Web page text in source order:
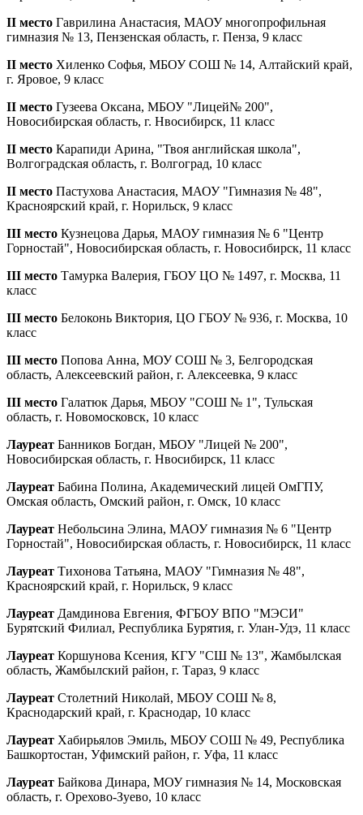
II место Гаврилина Анастасия, МАОУ многопрофильная
гимназия № 13, Пензенская область, г. Пенза, 9 класс
II место Хиленко Софья, МБОУ СОШ № 14, Алтайский край,
г. Яровое, 9 класс
II место Гузеева Оксана, МБОУ "Лицей№ 200",
Новосибирская область, г. Нвосибирск, 11 класс
II место Карапиди Арина, "Твоя английская школа",
Волгоградская область, г. Волгоград, 10 класс
II место Пастухова Анастасия, МАОУ "Гимназия № 48",
Красноярский край, г. Норильск, 9 класс
III место Кузнецова Дарья, МАОУ гимназия № 6 "Центр
Горностай", Новосибирская область, г. Новосибирск, 11 класс
III место Тамурка Валерия, ГБОУ ЦО № 1497, г. Москва, 11
класс
III место Белоконь Виктория, ЦО ГБОУ № 936, г. Москва, 10
класс
III место Попова Анна, МОУ СОШ № 3, Белгородская
область, Алексеевский район, г. Алексеевка, 9 класс
III место Галатюк Дарья, МБОУ "СОШ № 1", Тульская
область, г. Новомосковск, 10 класс
Лауреат Банников Богдан, МБОУ "Лицей № 200",
Новосибирская область, г. Нвосибирск, 11 класс
Лауреат Бабина Полина, Академический лицей ОмГПУ,
Омская область, Омский район, г. Омск, 10 класс
Лауреат Небольсина Элина, МАОУ гимназия № 6 "Центр
Горностай", Новосибирская область, г. Новосибирск, 11 класс
Лауреат Тихонова Татьяна, МАОУ "Гимназия № 48",
Красноярский край, г. Норильск, 9 класс
Лауреат Дамдинова Евгения, ФГБОУ ВПО "МЭСИ"
Бурятский Филиал, Республика Бурятия, г. Улан-Удэ, 11 класс
Лауреат Коршунова Ксения, КГУ "СШ № 13", Жамбылская
область, Жамбылский район, г. Тараз, 9 класс
Лауреат Столетний Николай, МБОУ СОШ № 8,
Краснодарский край, г. Краснодар, 10 класс
Лауреат Хабирьялов Эмиль, МБОУ СОШ № 49, Республика
Башкортостан, Уфимский район, г. Уфа, 11 класс
Лауреат Байкова Динара, МОУ гимназия № 14, Московская
область, г. Орехово-Зуево, 10 класс